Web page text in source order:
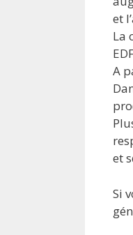
et
La
A
et
Si